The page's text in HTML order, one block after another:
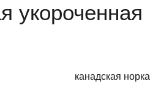
укороченная
канадская норка